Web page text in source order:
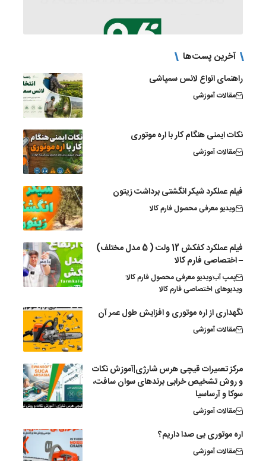
آخرین پست‌ها
راهنمای انواع لانس سمپاشی
مقالات آموزشی
نکات ایمنی هنگام کار با اره موتوری
مقالات آموزشی
فیلم عملکرد شیکر انگشتی برداشت زیتون
ویدیو معرفی محصول فارم کالا
فیلم عملکرد کفکش 12 ولت ( 5 مدل مختلف)
– اختصاصی فارم کالا
پمپ آبویدیو معرفی محصول فارم کالا
ویدیوهای اختصاصی فارم کالا
نگهداری از اره موتوری و افزایش طول عمر آن
مقالات آموزشی
مرکز تعمیرات قیچی هرس شارژی|آموزش نکات
و روش تشخیص خرابی برندهای سوان سافت،
سوکا و آرساسیا
مقالات آموزشی
اره موتوری بی صدا داریم؟
مقالات آموزشی